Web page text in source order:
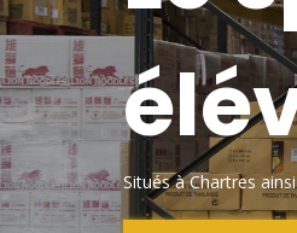
Situés à Chartres